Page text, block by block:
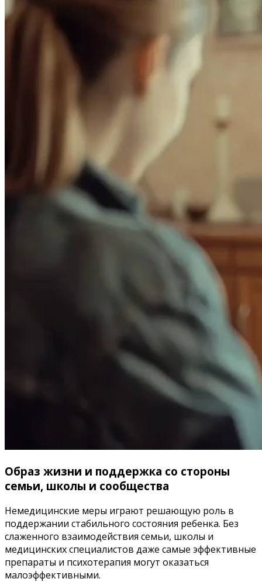
Образ жизни и поддержка со стороны
семьи, школы и сообщества
Немедицинские меры играют решающую роль в
поддержании стабильного состояния ребенка. Без
слаженного взаимодействия семьи, школы и
медицинских специалистов даже самые эффективные
препараты и психотерапия могут оказаться
малоэффективными.